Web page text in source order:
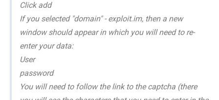
Click add
If you selected "domain" - exploit.im, then a new
window should appear in which you will need to re-
enter your data:
User
password
You will need to follow the link to the captcha (there